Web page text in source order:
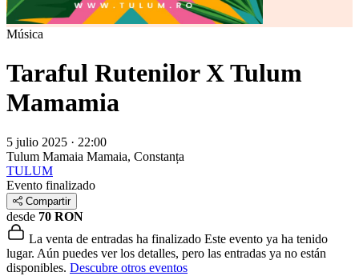
Música
Taraful Rutenilor X Tulum
Mamamia
5 julio 2025 · 22:00
Tulum Mamaia Mamaia, Constanța
TULUM
Evento finalizado
Compartir
desde 70 RON
La venta de entradas ha finalizado Este evento ya ha tenido
lugar. Aún puedes ver los detalles, pero las entradas ya no están
disponibles. Descubre otros eventos